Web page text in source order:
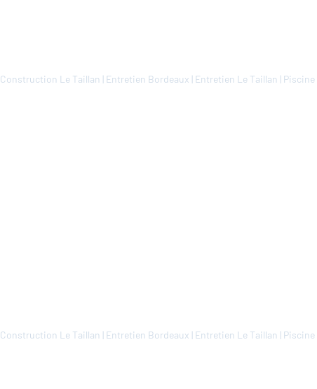
Construction Le Taillan | Entretien Bordeaux | Entretien Le Taillan | Piscine
Construction Le Taillan | Entretien Bordeaux | Entretien Le Taillan | Piscine